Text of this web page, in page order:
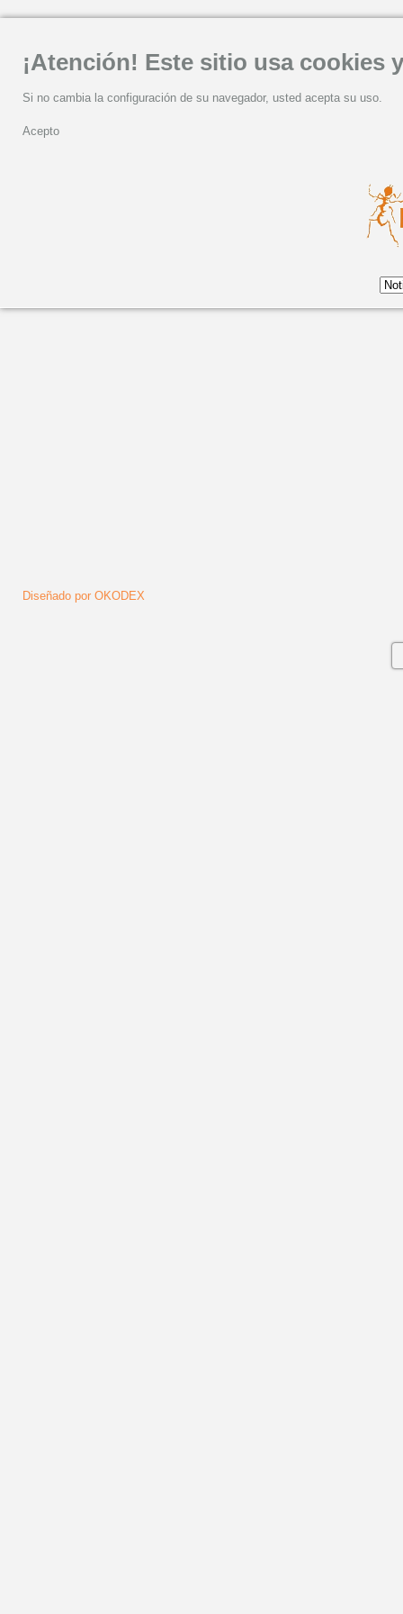
¡Atención! Este sitio usa cookies
Si no cambia la configuración de su navegador, usted acepta su uso.
Acepto
Diseñado por OKODEX